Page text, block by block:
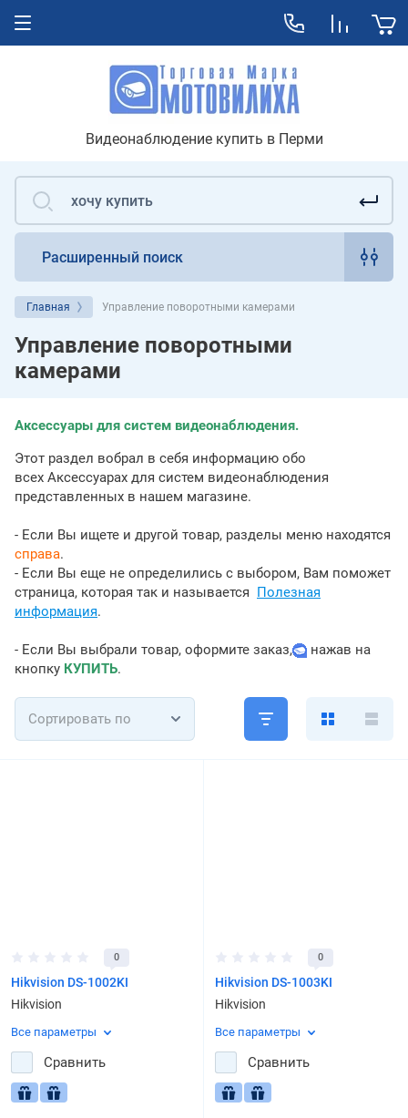
Видеонаблюдение купить в Перми
Расширенный поиск
Главная Управление поворотными камерами
Управление поворотными
камерами
Аксессуары для систем видеонаблюдения.
Этот раздел вобрал в себя информацию обо
всех Аксессуарах для систем видеонаблюдения
представленных в нашем магазине.
- Если Вы ищете и другой товар, разделы меню находятся
справа.
- Если Вы еще не определились с выбором, Вам поможет
страница, которая так и называется Полезная
информация.
- Если Вы выбрали товар, оформите заказ,
нажав на
кнопку КУПИТЬ.
Сортировать по
0
Hikvision DS-1002KI
Hikvision
Все параметры
Сравнить
0
Hikvision DS-1003KI
Hikvision
Все параметры
Сравнить